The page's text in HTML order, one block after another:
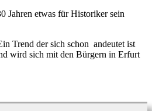
Jahren etwas für Historiker sein
Trend der sich schon andeutet ist
wird sich mit den Bürgern in Erfurt